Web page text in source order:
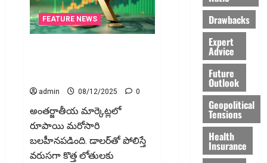
ఎదగడానికి!
Loans:
Not
for
FEATURE NEWS
admin 08/12/2025 0
అంతర్జాతీయ మార్కెట్లలో
రూపాయి మరోసారి
బలహీనపడింది. డాలర్‌తో పోలిస్తే
వరుసగా కొత్త లోతులకు
Drawbacks
Expert
Advice
Future
Outlook
Geopolitical
Tensions
Health
Insurance